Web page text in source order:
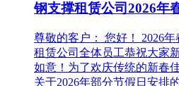
钢支撑租赁公司2026年
尊敬的客户： 您好！ 2026
租赁公司全体员工恭祝大家
如意！为了欢庆传统的新春
关于2026年部分节假日安排